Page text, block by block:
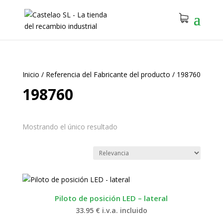
Inicio / Referencia del Fabricante del producto / 198760
198760
Mostrando el único resultado
Piloto de posición LED – lateral
33.95 € i.v.a. incluido